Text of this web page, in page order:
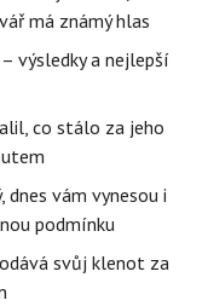
má známý hlas
výsledky a nejlepší
co stálo za jeho
dnes vám vynesou i
podmínku
svůj klenot za